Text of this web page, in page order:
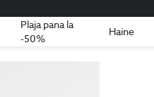
Plaja pana la
-50%
Haine